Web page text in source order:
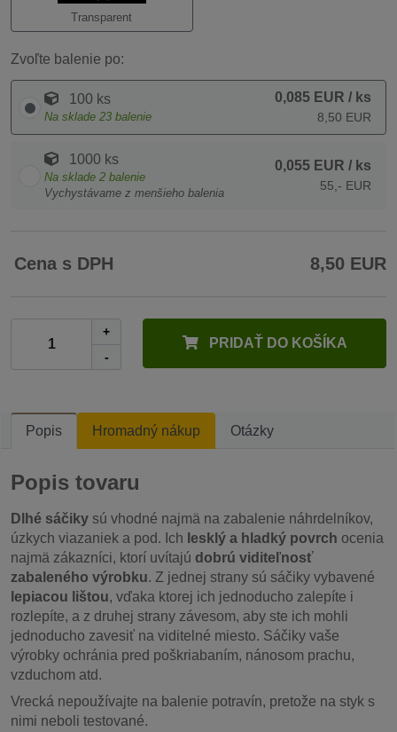
Transparent
Zvoľte balenie po:
100 ks
Na sklade 23 balenie
0,085 EUR / ks
8,50 EUR
1000 ks
Na sklade 2 balenie
Vychystávame z menšieho balenia
0,055 EUR / ks
55,- EUR
Cena s DPH 8,50 EUR
+
-
PRIDAŤ DO KOŠÍKA
Popis Hromadný nákup Otázky
Popis tovaru
Dlhé sáčiky sú vhodné najmä na zabalenie náhrdelníkov,
úzkych viazaniek a pod. Ich lesklý a hladký povrch ocenia
najmä zákazníci, ktorí uvítajú dobrú viditeľnosť
zabaleného výrobku. Z jednej strany sú sáčiky vybavené
lepiacou lištou, vďaka ktorej ich jednoducho zalepíte i
rozlepíte, a z druhej strany závesom, aby ste ich mohli
jednoducho zavesiť na viditelné miesto. Sáčiky vaše
výrobky ochránia pred poškriabaním, nánosom prachu,
vzduchom atd.
Vrecká nepoužívajte na balenie potravín, pretože na styk s
nimi neboli testované.